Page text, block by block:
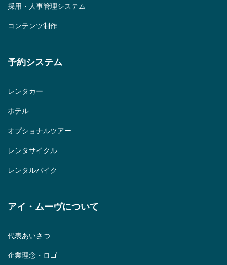
採用・人事管理システム
コンテンツ制作
予約システム
レンタカー
ホテル
オプショナルツアー
レンタサイクル
レンタルバイク
アイ・ムーヴについて
代表あいさつ
企業理念・ロゴ